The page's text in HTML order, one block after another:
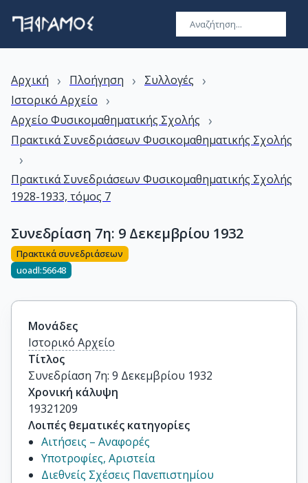
Αρχική › Πλοήγηση › Συλλογές ›
Ιστορικό Αρχείο ›
Αρχείο Φυσικομαθηματικής Σχολής ›
Πρακτικά Συνεδριάσεων Φυσικομαθηματικής Σχολής
›
Πρακτικά Συνεδριάσεων Φυσικομαθηματικής Σχολής
1928-1933, τόμος 7
Συνεδρίαση 7η: 9 Δεκεμβρίου 1932
Πρακτικά συνεδριάσεων
uoadl:56648
Μονάδες
Ιστορικό Αρχείο
Τίτλος
Συνεδρίαση 7η: 9 Δεκεμβρίου 1932
Χρονική κάλυψη
19321209
Λοιπές θεματικές κατηγορίες
Αιτήσεις – Αναφορές
Υποτροφίες, Αριστεία
Διεθνείς Σχέσεις Πανεπιστημίου